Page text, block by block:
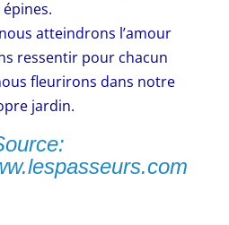
épines.
atteindrons l’amour
ressentir pour chacun
fleurirons dans notre
jardin.